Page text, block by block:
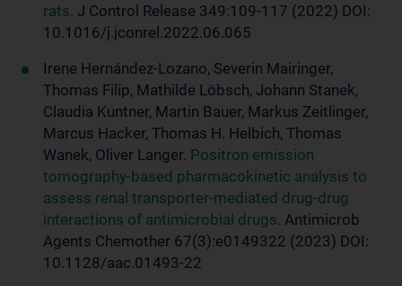
rats. J Control Release 349:109-117 (2022) DOI:
10.1016/j.jconrel.2022.06.065
Irene Hernández-Lozano, Severin Mairinger,
Thomas Filip, Mathilde Löbsch, Johann Stanek,
Claudia Kuntner, Martin Bauer, Markus Zeitlinger,
Marcus Hacker, Thomas H. Helbich, Thomas
Wanek, Oliver Langer. Positron emission
tomography-based pharmacokinetic analysis to
assess renal transporter-mediated drug-drug
interactions of antimicrobial drugs. Antimicrob
Agents Chemother 67(3):e0149322 (2023) DOI:
10.1128/aac.01493-22